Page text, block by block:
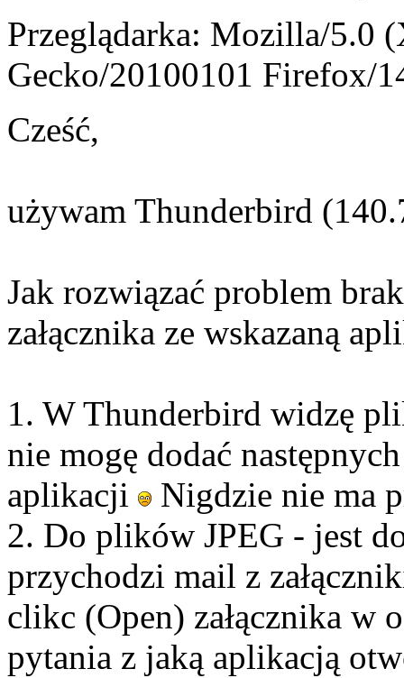
Przeglądarka: Mozilla/5.0
Gecko/20100101 Firefox/
Cześć,
używam Thunderbird
Jak rozwiązać problem
załącznika ze wskazaną
1. W Thunderbird widzę
nie mogę dodać
aplikacji
Nigdzie nie ma
2. Do plików JPEG - jest
przychodzi mail z
clikc (Open) załącznika w
pytania z jaką aplikacją